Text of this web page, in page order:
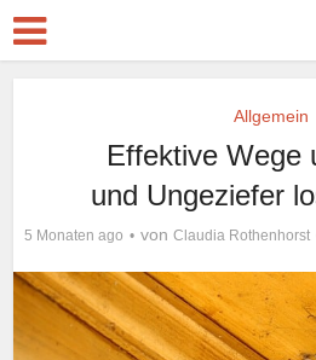
Allgemein
Effektive Wege
und Ungeziefer
5 Monaten ago von Claudia Rothenhorst